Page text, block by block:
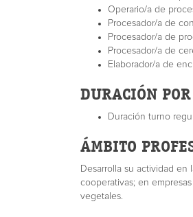
Operario/a de
Procesador/a de
Procesador/a de
Procesador/a de
Elaborador/a de
DURACIÓN
Duración turno
ÁMBITO
Desarrolla su actividad en
cooperativas; en
vegetales.